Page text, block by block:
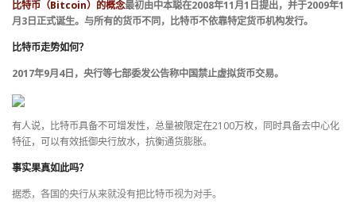
比特币（Bitcoin）的概念最初由中本聪在2008年11月1日提出，并于2009年1
月3日正式诞生。与所有的货币不同，比特币不依靠特定货币机构发行。
比特币走势如何？
2017年9月4日，央行等七部委发公告称中国禁止虚拟货币交易。
有人说，比特币具备不可增发性，总量被限定在2100万枚，同时具备去中心化
特征，可以有效抵御央行放水，抗衡通货膨胀。
事实果真如此吗？
据悉，各国的央行从来就没有把比特币视为对手。